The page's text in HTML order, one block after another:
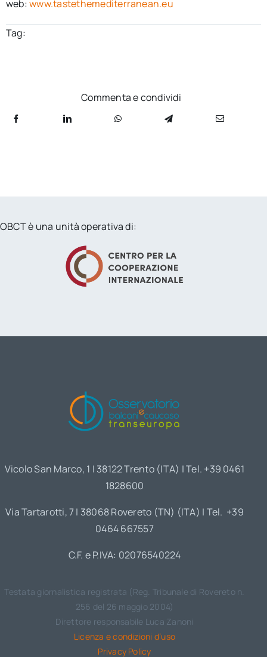
web:www.tastethemediterranean.eu
Tag:
Commenta e condividi
OBCT è una unità operativa di:
Vicolo San Marco, 1 | 38122 Trento (ITA) | Tel. +39 0461
1828600
Via Tartarotti, 7 | 38068 Rovereto (TN) (ITA) | Tel. +39
0464 667557
C.F. e P.IVA: 02076540224
Testata giornalistica registrata (Reg. Tribunale di Rovereto n.
256 del 26 maggio 2004)
Direttore responsabile Luca Zanoni
Licenza e condizioni d’uso
Privacy Policy